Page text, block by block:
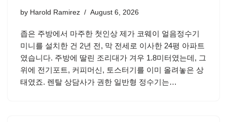
by Harold Ramirez August 6, 2026
좁은 주방에서 마주한 첫인상 제가 코웨이 얼음정수기
미니를 설치한 건 2년 전, 막 전세로 이사한 24평 아파트
였습니다. 주방에 딸린 조리대가 겨우 1.8미터였는데, 그
위에 전기포트, 커피머신, 토스터기를 이미 올려놓은 상
태였죠. 렌탈 상담사가 권한 일반형 정수기는…